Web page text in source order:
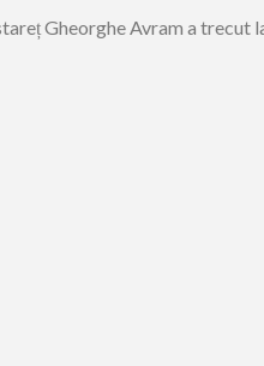
Gheorghe Avram a